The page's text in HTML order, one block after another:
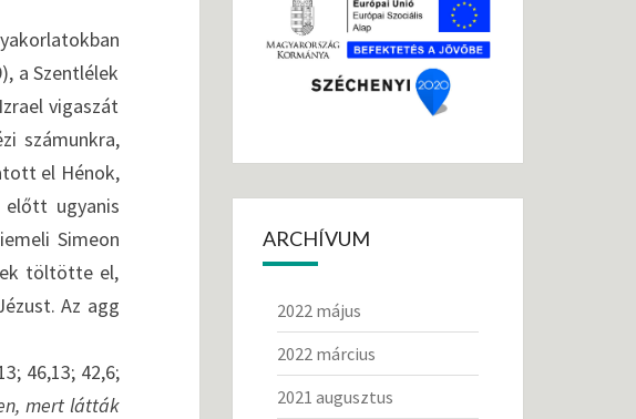
a Szentlélek
vigaszát
számunkra,
el Hénok,
ugyanis
Simeon
töltötte el,
Az agg
46,13; 42,6;
mert látták
ARCHÍVUM
2022 május
2022 március
2021 augusztus